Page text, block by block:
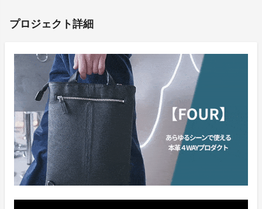
プロジェクト詳細